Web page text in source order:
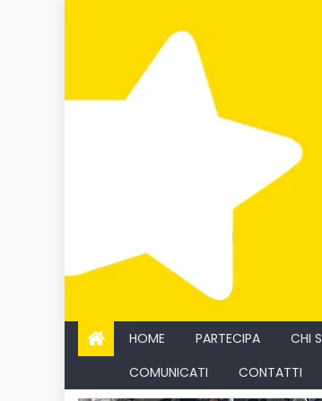
HOME PARTECIPA CHI
COMUNICATI
CONTATTI